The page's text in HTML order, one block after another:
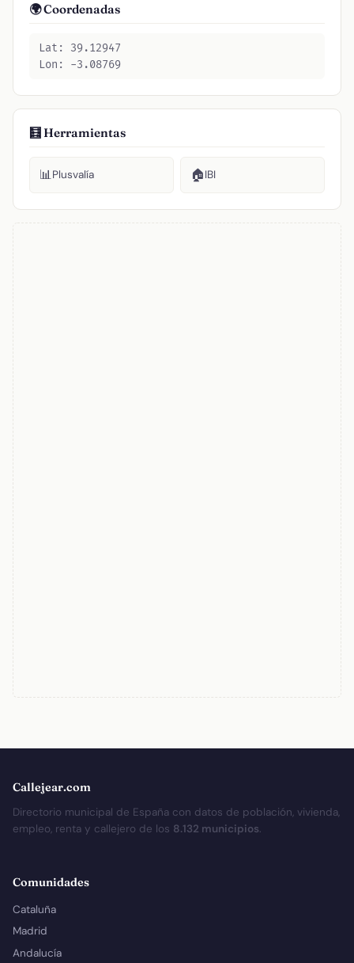
🌍 Coordenadas
Lat: 39.12947
Lon: -3.08769
🧮 Herramientas
📊Plusvalía 🏠IBI
Callejear.com
Directorio municipal de España con datos de población, vivienda,
empleo, renta y callejero de los 8.132 municipios.
Comunidades
Cataluña
Madrid
Andalucía